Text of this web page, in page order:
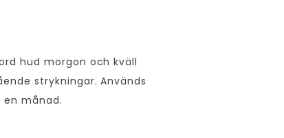
hud morgon och kväll
strykningar. Används
månad.